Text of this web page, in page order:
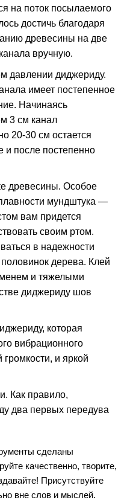
на поток посылаемого
достичь благодаря
древесины на две
вручную.
давлении диджериду.
имеет постепенное
Начинаясь
3 см канал
20-30 см остается
и после постепенно
древесины. Особое
мундштука —
вам придется
своим ртом.
в надежности
дерева. Клей
и тяжелыми
диджериду шов
которая
вибрационного
громкости, и яркой
Как правило,
два первых передува
сделаны
качественно, творите,
Присутствуйте
вне слов и мыслей.